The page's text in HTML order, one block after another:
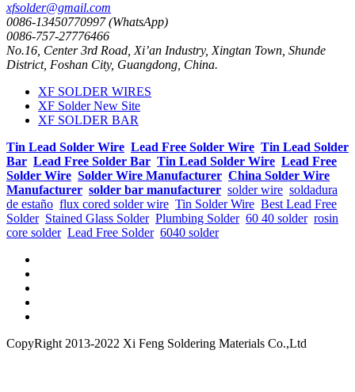
xfsolder@gmail.com
0086-13450770997 (WhatsApp)
0086-757-27776466
No.16, Center 3rd Road, Xi’an Industry, Xingtan Town, Shunde
District, Foshan City, Guangdong, China.
XF SOLDER WIRES
XF Solder New Site
XF SOLDER BAR
Tin Lead Solder Wire Lead Free Solder Wire Tin Lead Solder
Bar Lead Free Solder Bar Tin Lead Solder Wire Lead Free
Solder Wire Solder Wire Manufacturer China Solder Wire
Manufacturer solder bar manufacturer solder wire soldadura
de estaño flux cored solder wire Tin Solder Wire Best Lead Free
Solder Stained Glass Solder Plumbing Solder 60 40 solder rosin
core solder Lead Free Solder 6040 solder
CopyRight 2013-2022 Xi Feng Soldering Materials Co.,Ltd